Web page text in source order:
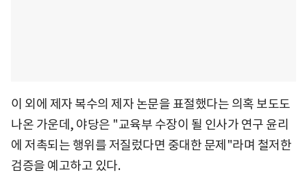
이 외에 제자 복수의 제자 논문을 표절했다는 의혹 보도도
나온 가운데, 야당은 "교육부 수장이 될 인사가 연구 윤리
에 저촉되는 행위를 저질렀다면 중대한 문제"라며 철저한
검증을 예고하고 있다.